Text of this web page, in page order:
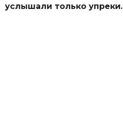
услышали только упреки.